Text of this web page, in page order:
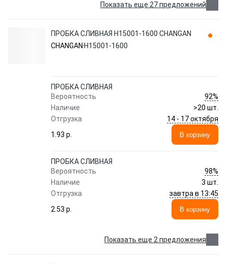
Показать еще 27 предложений
ПРОБКА СЛИВНАЯ H15001-1600 CHANGAN
CHANGAN H15001-1600
ПРОБКА СЛИВНАЯ
Вероятность
92%
Наличие
>20 шт.
Отгрузка
14 - 17 октября
1.93 p.
В корзину
ПРОБКА СЛИВНАЯ
Вероятность
98%
Наличие
3 шт.
Отгрузка
завтра в 13:45
2.53 p.
В корзину
Показать еще 2 предложения